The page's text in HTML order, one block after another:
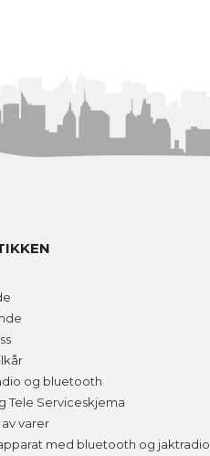
og bluetooth
Tele Serviceskjema
varer
med bluetooth og jaktradio.